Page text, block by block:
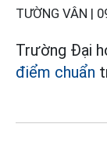
TƯỜNG VÂN |
Trường Đại
điểm chuẩn